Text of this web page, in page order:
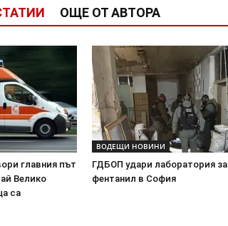
ОЩЕ ОТ АВТОРА
главния път
Велико
са
ВОДЕЩИ НОВИНИ
ГДБОП удари лаборатория за
фентанил в София